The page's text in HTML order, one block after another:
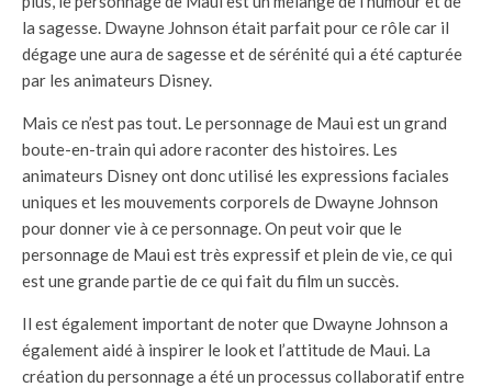
la sagesse. Dwayne Johnson était parfait pour ce rôle car il
dégage une aura de sagesse et de sérénité qui a été capturée
par les animateurs Disney.
Mais ce n’est pas tout. Le personnage de Maui est un grand
boute-en-train qui adore raconter des histoires. Les
animateurs Disney ont donc utilisé les expressions faciales
uniques et les mouvements corporels de Dwayne Johnson
pour donner vie à ce personnage. On peut voir que le
personnage de Maui est très expressif et plein de vie, ce qui
est une grande partie de ce qui fait du film un succès.
Il est également important de noter que Dwayne Johnson a
également aidé à inspirer le look et l’attitude de Maui. La
création du personnage a été un processus collaboratif entre